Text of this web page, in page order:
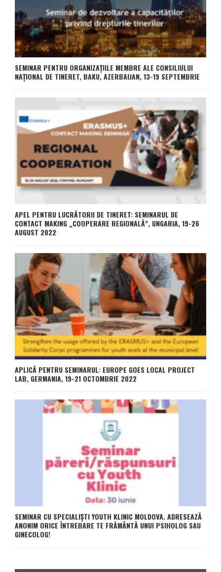
SEMINAR PENTRU ORGANIZAȚIILE MEMBRE ALE CONSILIULUI
NAȚIONAL DE TINERET, BAKU, AZERBAIJAN, 13-19 SEPTEMBRIE
APEL PENTRU LUCRĂTORII DE TINERET: SEMINARUL DE
CONTACT MAKING „COOPERARE REGIONALĂ”, UNGARIA, 19-26
AUGUST 2022
APLICĂ PENTRU SEMINARUL: EUROPE GOES LOCAL PROJECT
LAB, GERMANIA, 19-21 OCTOMBRIE 2022
SEMINAR CU SPECIALIȘTI YOUTH KLINIC MOLDOVA. ADRESEAZĂ
ANONIM ORICE ÎNTREBARE TE FRĂMÂNTĂ UNUI PSIHOLOG SAU
GINECOLOG!